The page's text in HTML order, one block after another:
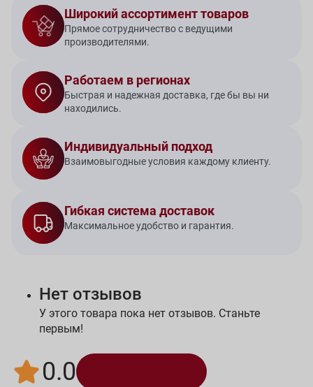
Широкий ассортимент товаров
Прямое сотрудничество с ведущими
производителями.
Работаем в регионах
Быстрая и надежная доставка, где бы вы ни
находились.
Индивидуальный подход
Взаимовыгодные условия каждому клиенту.
Гибкая система доставок
Максимальное удобство и гарантия.
Нет отзывов
У этого товара пока нет отзывов. Станьте
первым!
0.0